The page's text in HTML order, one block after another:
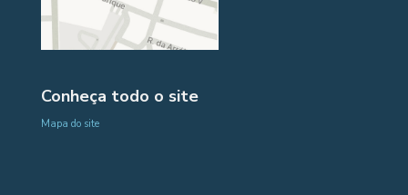
Conheça todo o site
Mapa do site